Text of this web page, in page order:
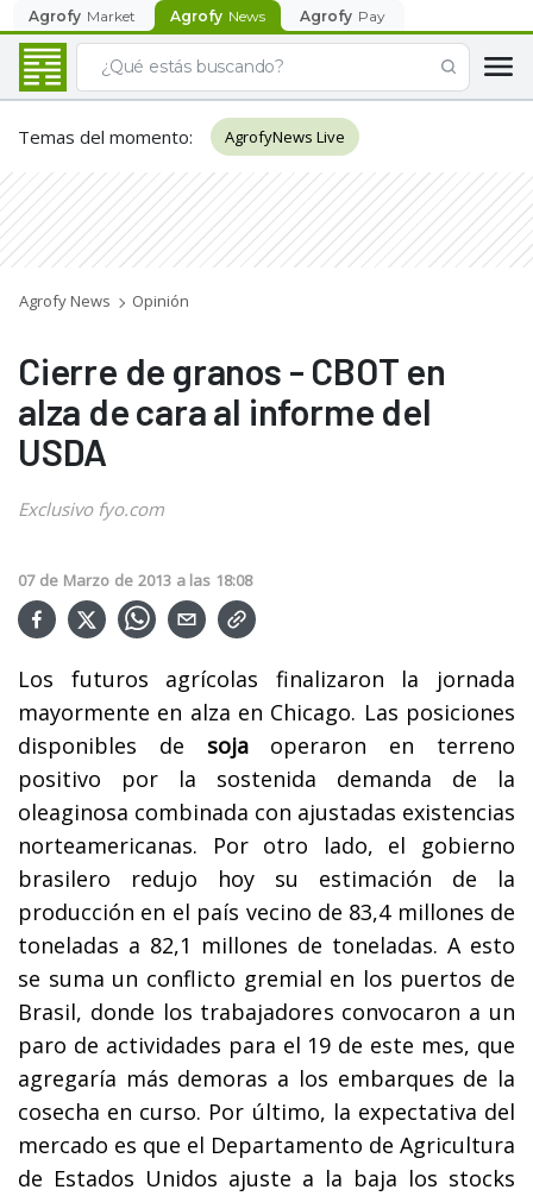
Agrofy Market Agrofy News Agrofy Pay
Temas del momento: AgrofyNews Live
Agrofy News Opinión
Cierre de granos - CBOT en
alza de cara al informe del
USDA
Exclusivo fyo.com
07 de Marzo de 2013 a las 18:08
Los futuros agrícolas finalizaron la jornada
mayormente en alza en Chicago. Las posiciones
disponibles de sojaoperaron en terreno
positivo por la sostenida demanda de la
oleaginosa combinada con ajustadas existencias
norteamericanas. Por otro lado, el gobierno
brasilero redujo hoy su estimación de la
producción en el país vecino de 83,4 millones de
toneladas a 82,1 millones de toneladas. A esto
se suma un conflicto gremial en los puertos de
Brasil, donde los trabajadores convocaron a un
paro de actividades para el 19 de este mes, que
agregaría más demoras a los embarques de la
cosecha en curso. Por último, la expectativa del
mercado es que el Departamento de Agricultura
de Estados Unidos ajuste a la baja los stocks